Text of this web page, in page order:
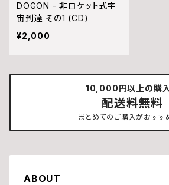
DOGON - 非ロケット式宇
宙到達 その1 (CD)
¥2,000
10,000円以上の購
配送料無料
まとめてのご購入がおすす
ABOUT